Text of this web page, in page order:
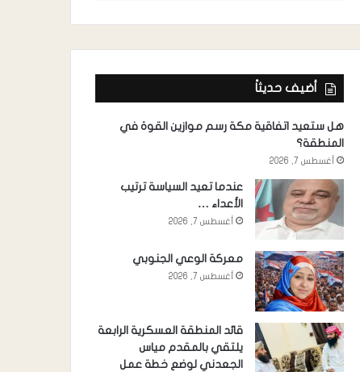
أضيف حديثاً
هل ستعيد اتفاقية مكة رسم موازين القوة في
المنطقة؟
أغسطس 7, 2026
عندما تعيد السياسة ترتيب
الأعداء …
أغسطس 7, 2026
معركة الوعي الجنوبي
أغسطس 7, 2026
قائد المنطقة العسكرية الرابعة
يلتقي بالمقدم مياس
الجعدني لوضع خطة عمل